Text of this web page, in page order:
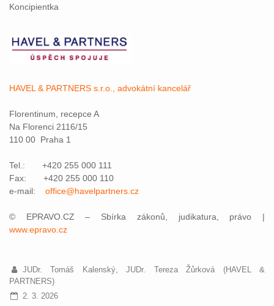
Koncipientka
HAVEL & PARTNERS s.r.o., advokátní kancelář
Florentinum, recepce A
Na Florenci 2116/15
110 00 Praha 1
Tel.: +420 255 000 111
Fax: +420 255 000 110
e-mail: office@havelpartners.cz
© EPRAVO.CZ – Sbírka zákonů, judikatura, právo |
www.epravo.cz
JUDr. Tomáš Kalenský, JUDr. Tereza Žůrková (HAVEL &
PARTNERS)
2. 3. 2026